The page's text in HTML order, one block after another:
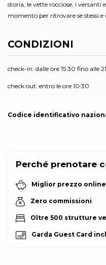
storia, le vette rocciose, i versanti
momento per ritrovare se stessi e
CONDIZIONI
check-in: dalle ore 15:30 fino alle
check out: entro le ore 10:30
Codice identificativo
Perché prenotare
Miglior prezzo online
Zero commissioni
Oltre 500 strutture
Garda Guest Card